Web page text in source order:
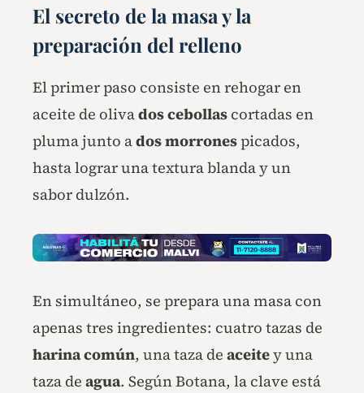
El secreto de la masa y la
preparación del relleno
El primer paso consiste en rehogar en
aceite de olivados cebollas cortadas en
pluma junto adosmorronespicados,
hasta lograr una textura blanda y un
sabor dulzón.
En simultáneo, se prepara una masa con
apenas tres ingredientes: cuatro tazas de
harina común, una taza de aceitey una
taza de agua. Según Botana, la clave está